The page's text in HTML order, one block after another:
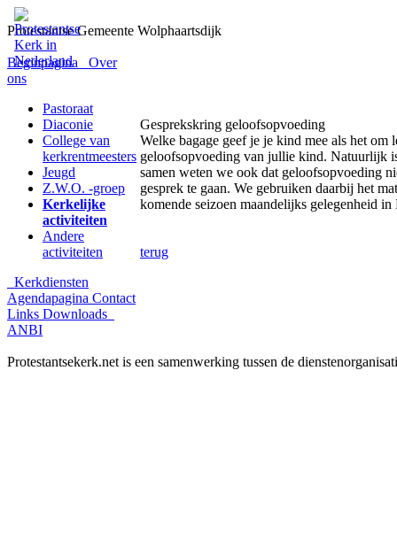
Protestantse Gemeente Wolphaartsdijk
Beginpagina
Over
ons
Pastoraat
Diaconie
College van
kerkrentmeesters
Jeugd
Z.W.O. -groep
Kerkelijke
activiteiten
Andere
activiteiten
Kerkdiensten
Agendapagina Contact
Links Downloads
ANBI
Gesprekskring geloofsopvoeding
Welke bagage geef je je kind mee als het
geloofsopvoeding van jullie kind. Natuurlijk
samen weten we ook dat geloofsopvoeding
gesprek te gaan. We gebruiken daarbij het
komende seizoen maandelijks gelegenheid
terug
Protestantsekerk.net is een samenwerking tussen de